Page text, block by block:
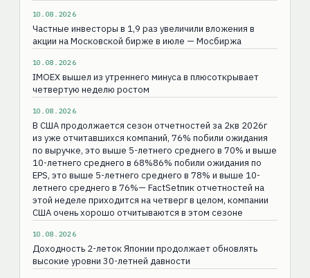
10.08.2026
Частные инвесторы в 1,9 раз увеличили вложения в
акции на Московской бирже в июле — Мосбиржа
10.08.2026
IMOEX вышел из утреннего минуса в плюсоткрывает
четвертую неделю ростом
10.08.2026
В США продолжается сезон отчетностей за 2кв 2026г
из уже отчитавшихся компаний, 76% побили ожидания
по выручке, это выше 5-летнего среднего в 70% и выше
10-летнего среднего в 68%86% побили ожидания по
EPS, это выше 5-летнего среднего в 78% и выше 10-
летнего среднего в 76%— FactSetпик отчетностей на
этой неделе приходится на четверг в целом, компании
США очень хорошо отчитываются в этом сезоне
10.08.2026
Доходность 2-леток Японии продолжает обновлять
высокие уровни 30-летней давности